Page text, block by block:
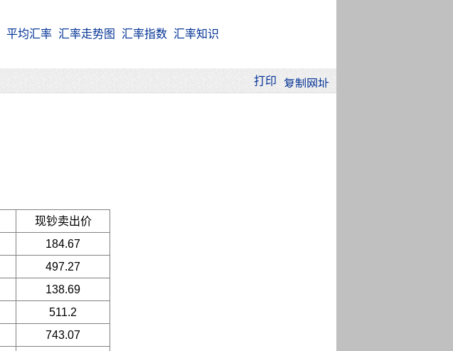
平均汇率 汇率走势图 汇率指数 汇率知识
打印
现钞卖出价
184.67
497.27
138.69
511.2
743.07